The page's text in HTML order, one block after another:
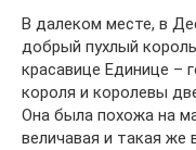
В далеком месте, в
добрый пухлый
красавице Единице –
короля и королевы
Она была похожа на
величавая и такая же